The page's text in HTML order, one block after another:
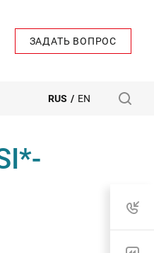
ЗАДАТЬ ВОПРОС
RUS / EN